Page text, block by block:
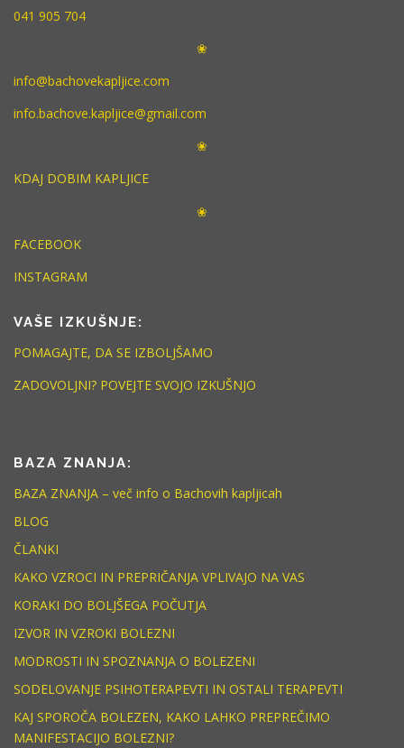
041 905 704
❀
info@bachovekapljice.com
info.bachove.kapljice@gmail.com
❀
KDAJ DOBIM KAPLJICE
❀
FACEBOOK
INSTAGRAM
VAŠE IZKUŠNJE:
POMAGAJTE, DA SE IZBOLJŠAMO
ZADOVOLJNI? POVEJTE SVOJO IZKUŠNJO
BAZA ZNANJA:
BAZA ZNANJA – več info o Bachovih kapljicah
BLOG
ČLANKI
KAKO VZROCI IN PREPRIČANJA VPLIVAJO NA VAS
KORAKI DO BOLJŠEGA POČUTJA
IZVOR IN VZROKI BOLEZNI
MODROSTI IN SPOZNANJA O BOLEZENI
SODELOVANJE PSIHOTERAPEVTI IN OSTALI TERAPEVTI
KAJ SPOROČA BOLEZEN, KAKO LAHKO PREPREČIMO
MANIFESTACIJO BOLEZNI?